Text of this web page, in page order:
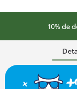
10% de